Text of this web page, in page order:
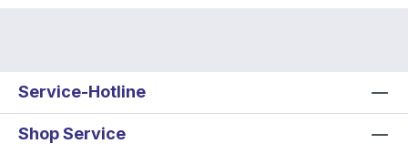
Service-Hotline
Shop Service